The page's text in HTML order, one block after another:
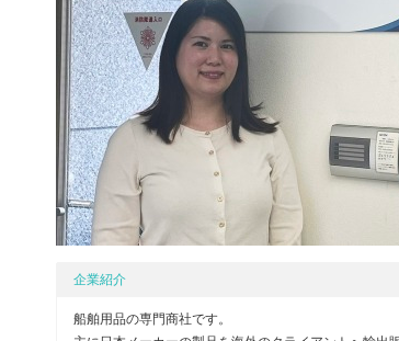
企業紹介
船舶用品の専門商社です。